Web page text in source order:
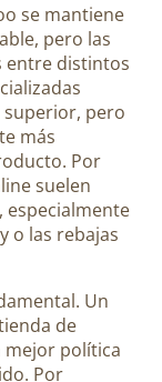
se mantiene
pero las
entre distintos
pero
más
Por
suelen
especialmente
o las rebajas
Un
de
mejor política
Por